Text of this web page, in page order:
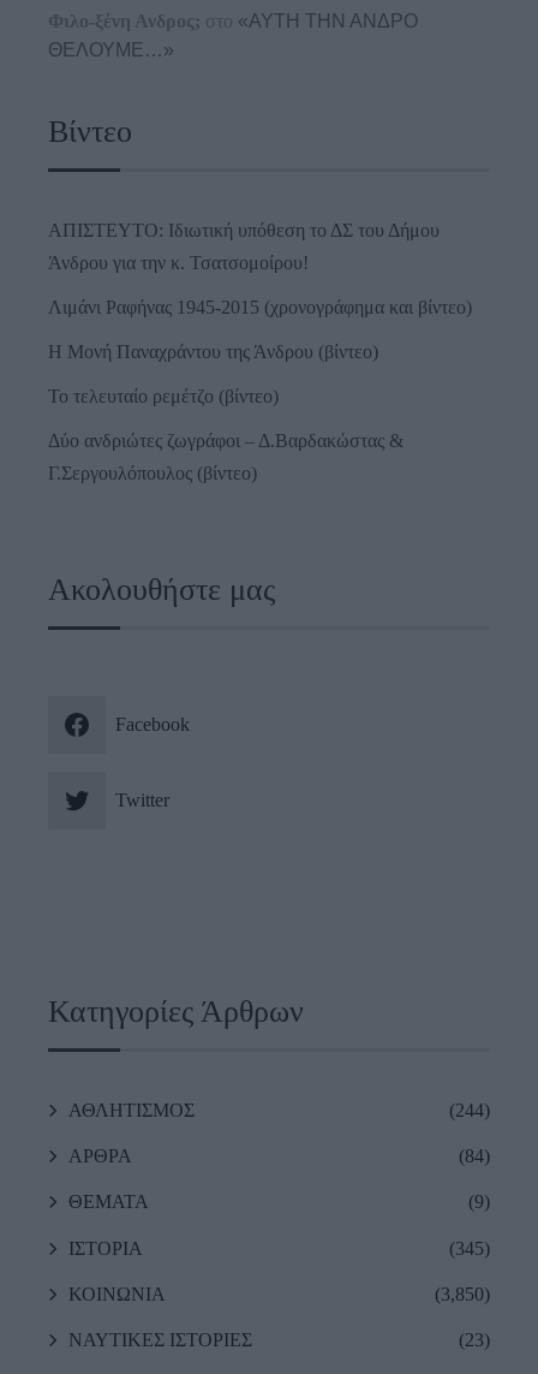
Φιλο-ξένη Ανδρος; στο «ΑΥΤΗ ΤΗΝ ΑΝΔΡΟ
ΘΕΛΟΥΜΕ…»
Βίντεο
ΑΠΙΣΤΕΥΤΟ: Ιδιωτική υπόθεση το ΔΣ του Δήμου
Άνδρου για την κ. Τσατσομοίρου!
Λιμάνι Ραφήνας 1945-2015 (χρονογράφημα και βίντεο)
Η Μονή Παναχράντου της Άνδρου (βίντεο)
Το τελευταίο ρεμέτζο (βίντεο)
Δύο ανδριώτες ζωγράφοι – Δ.Βαρδακώστας &
Γ.Σεργουλόπουλος (βίντεο)
Ακολουθήστε μας
Facebook
Twitter
Κατηγορίες Άρθρων
ΑΘΛΗΤΙΣΜΟΣ (244)
ΑΡΘΡΑ (84)
ΘΕΜΑΤΑ (9)
ΙΣΤΟΡΙΑ (345)
ΚΟΙΝΩΝΙΑ (3,850)
ΝΑΥΤΙΚΕΣ ΙΣΤΟΡΙΕΣ (23)